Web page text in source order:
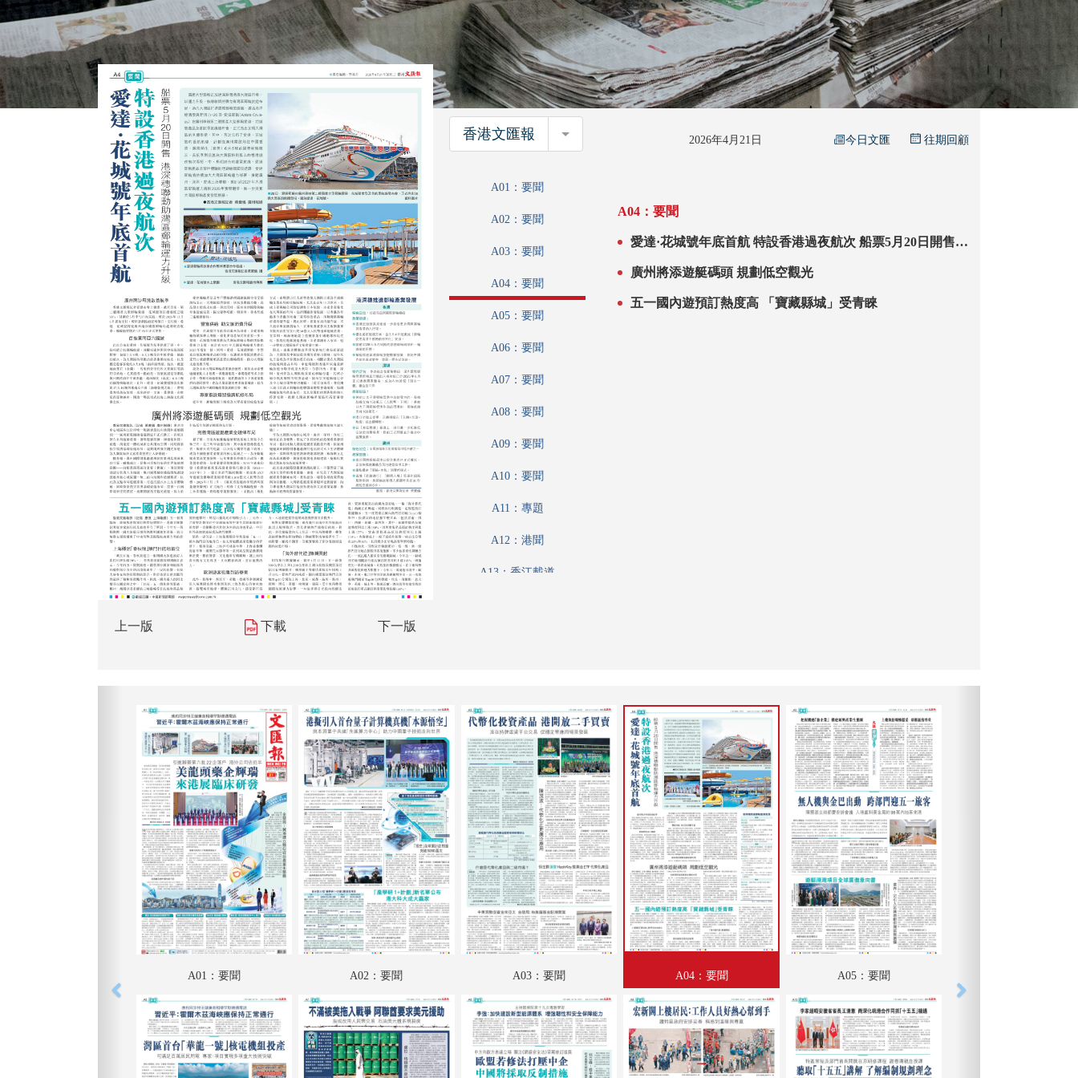
上一版 下載 下一版
香港文匯報 香港文匯報 2026年4月21日 今日文匯 往期回顧
A01：要聞
A02：要聞
A03：要聞
A04：要聞
A05：要聞
A06：要聞
A07：要聞
A08：要聞
A09：要聞
A10：要聞
A11：專題
A12：港聞
A13：香江載道
A18：養生坊
A19：國際專題
A20：國際
B01：娛樂
B02：娛樂
B03：文匯園
B04：采風
B05：體育
A04：要聞
愛達·花城號年底首航 特設香港過夜航次 船票5月20日開售
廣州將添遊艇碼頭 規劃低空觀光
五一國內遊預訂熱度高 「寶藏縣城」受青睞
A01：要聞 A02：要聞 A03：要聞 A04：要聞 A05：要聞